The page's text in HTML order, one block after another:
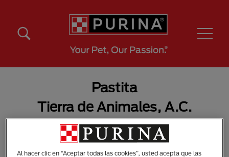
Pastita
Tierra de Animales, A.C.
Al hacer clic en “Aceptar todas las cookies”, usted acepta que las